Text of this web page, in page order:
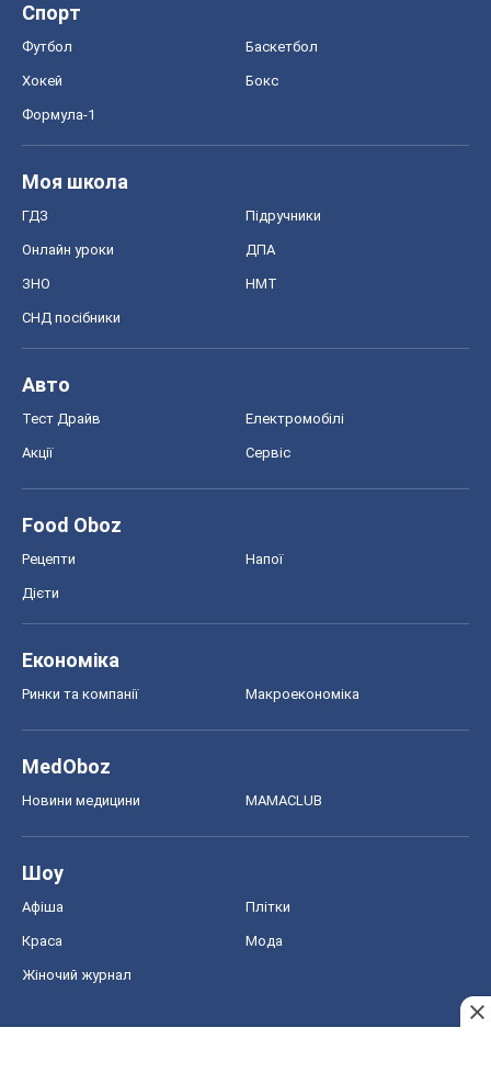
Спорт
Футбол Баскетбол
Хокей Бокс
Формула-1
Моя школа
ГДЗ Підручники
Онлайн уроки ДПА
ЗНО НМТ
СНД посібники
Авто
Тест Драйв Електромобілі
Акції Сервіс
Food Oboz
Рецепти Напої
Дієти
Економіка
Ринки та компанії Макроекономіка
MedOboz
Новини медицини MAMACLUB
Шоу
Афіша Плітки
Краса Мода
Жіночий журнал